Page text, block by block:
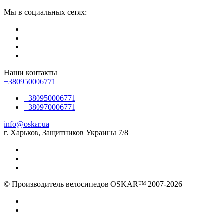
Мы в социальных сетях:
Наши контакты
+380950006771
+380950006771
+380970006771
info@oskar.ua
г. Харьков, Защитников Украины 7/8
© Производитель велосипедов OSKAR™ 2007-2026